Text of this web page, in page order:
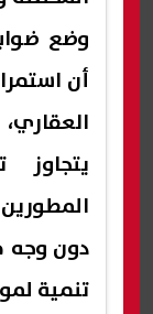
وضع
أن
دون وجه
تنمية